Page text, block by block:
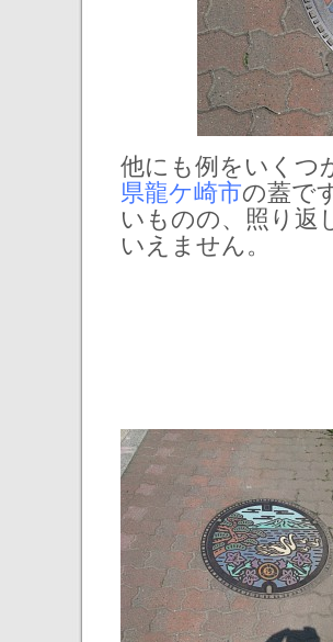
他にも例をいくつ
県龍ケ崎市の蓋で
いものの、照り返
いえません。